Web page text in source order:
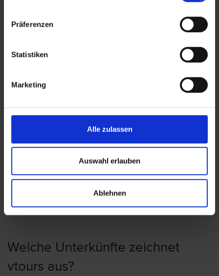
Präferenzen
Statistiken
Marketing
Alle zulassen
Auswahl erlauben
Ablehnen
IBEROSTAR WAVES CRETA
Welche Unterkünfte zeichnet
vtours aus?